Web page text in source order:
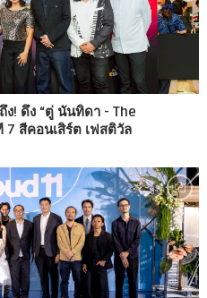
ง! ดึง “ตู่ นันทิดา - The
7 สีคอนเสิร์ต เฟสติวัล